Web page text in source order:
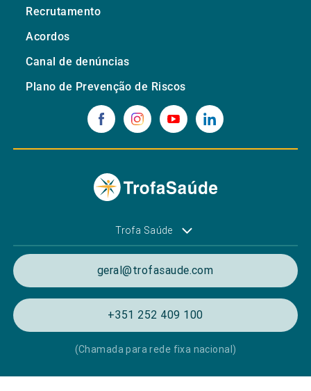
Recrutamento
Acordos
Canal de denúncias
Plano de Prevenção de Riscos
Trofa Saúde
geral@trofasaude.com
+351 252 409 100
(Chamada para rede fixa nacional)